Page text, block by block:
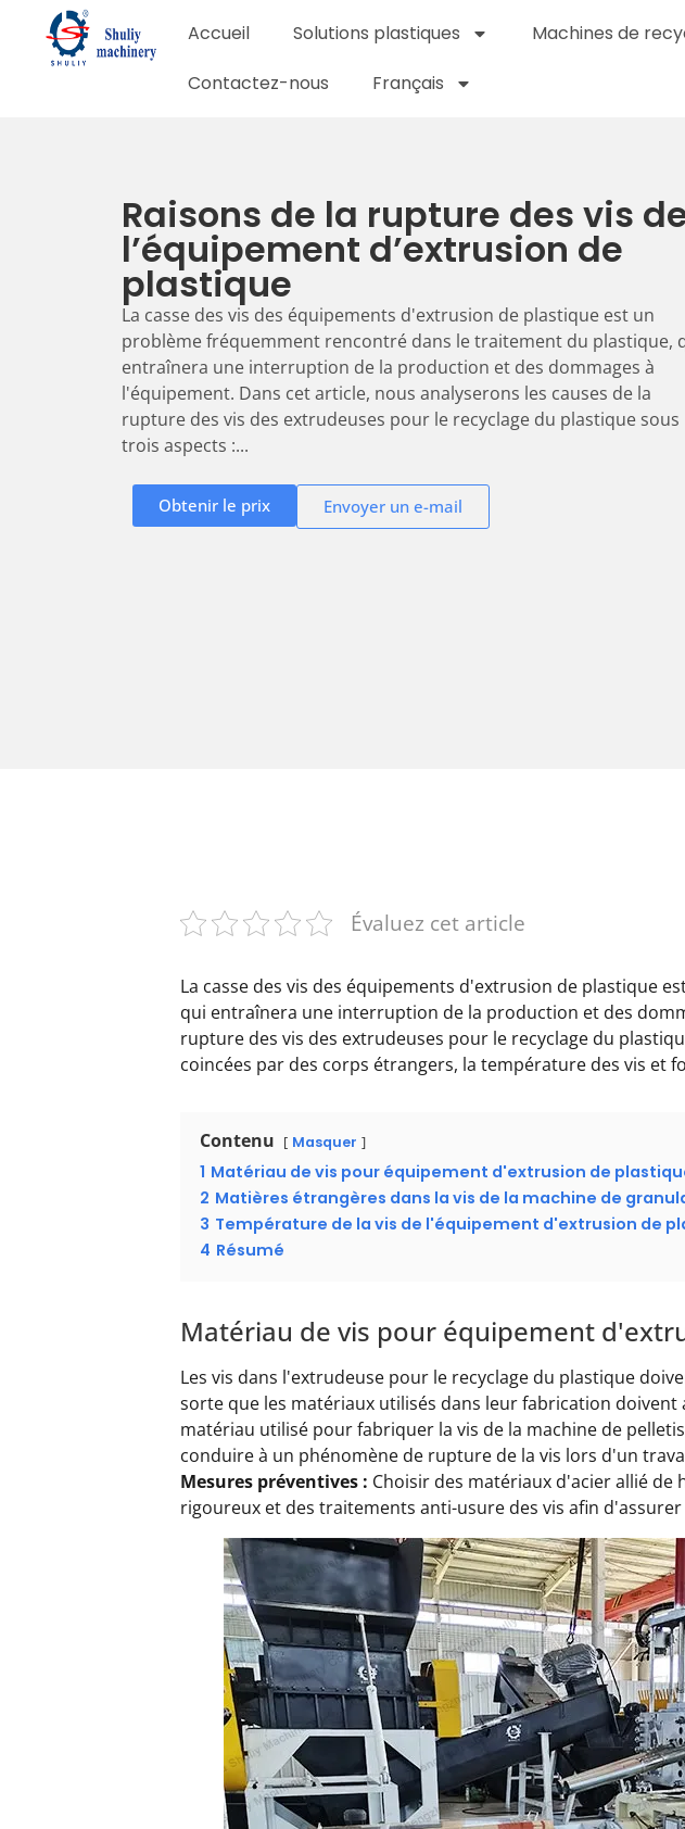
Accueil Solutions plastiques Machines de
Contactez-nous
Français
Raisons de la rupture des vis
l’équipement d’extrusion de
plastique
La casse des vis des équipements d'extrusion de plastique est un
problème fréquemment rencontré dans le traitement du plastique,
entraînera une interruption de la production et des dommages à
l'équipement. Dans cet article, nous analyserons les causes de la
rupture des vis des extrudeuses pour le recyclage du plastique sous
trois aspects :...
Obtenir le prix Envoyer un e-mail
Évaluez cet article
La casse des vis des équipements d'extrusion de plastique
qui entraînera une interruption de la production et des
rupture des vis des extrudeuses pour le recyclage du
coincées par des corps étrangers, la température des vis et
Contenu Masquer
1 Matériau de vis pour équipement d'extrusion de
2 Matières étrangères dans la vis de la machine de
3 Température de la vis de l'équipement d'extrusion de
4 Résumé
Matériau de vis pour équipement
Les vis dans l'extrudeuse pour le recyclage du plastique
sorte que les matériaux utilisés dans leur fabrication
matériau utilisé pour fabriquer la vis de la machine de
conduire à un phénomène de rupture de la vis lors d'un
Mesures préventives : Choisir des matériaux d'acier allié
rigoureux et des traitements anti-usure des vis afin